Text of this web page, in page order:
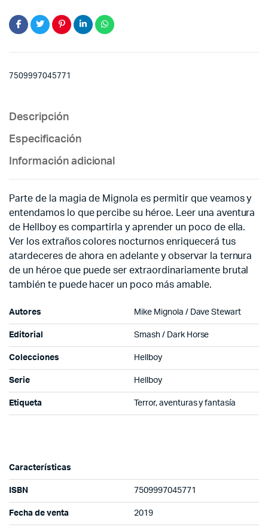
7509997045771
Descripción
Especificación
Información adicional
Parte de la magia de Mignola es permitir que veamos y
entendamos lo que percibe su héroe. Leer una aventura
de Hellboy es compartirla y aprender un poco de ella.
Ver los extraños colores nocturnos enriquecerá tus
atardeceres de ahora en adelante y observar la ternura
de un héroe que puede ser extraordinariamente brutal
también te puede hacer un poco más amable.
Autores Mike Mignola / Dave Stewart
Editorial Smash / Dark Horse
Colecciones Hellboy
Serie Hellboy
Etiqueta Terror, aventuras y fantasía
Características
ISBN 7509997045771
Fecha de venta 2019